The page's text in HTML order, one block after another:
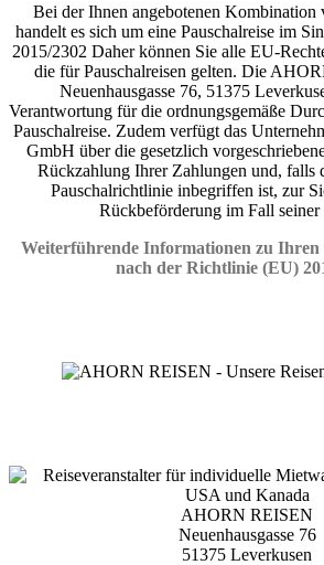
Bei der Ihnen angebotenen Kombination
handelt es sich um eine Pauschalreise im
2015/2302 Daher können Sie alle EU-
die für Pauschalreisen gelten. Die
Neuenhausgasse 76, 51375
Verantwortung für die ordnungsgemäße
Pauschalreise. Zudem verfügt das
GmbH über die gesetzlich
Rückzahlung Ihrer Zahlungen und, falls
Pauschalrichtlinie inbegriffen ist, zur
Rückbeförderung im Fall seiner
Weiterführende Informationen zu Ihren
nach der Richtlinie (EU)
AHORN REISEN
Neuenhausgasse 76
51375 Leverkusen